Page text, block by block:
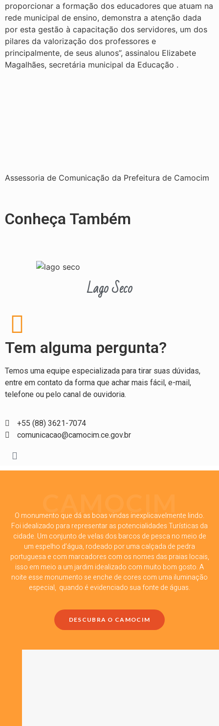
proporcionar a formação dos educadores que atuam na
rede municipal de ensino, demonstra a atenção dada
por esta gestão à capacitação dos servidores, um dos
pilares da valorização dos professores e
principalmente, de seus alunos”, assinalou Elizabete
Magalhães, secretária municipal da Educação .
Assessoria de Comunicação da Prefeitura de Camocim
Conheça Também
Lago Seco
Tem alguma pergunta?
Temos uma equipe especializada para tirar suas dúvidas,
entre em contato da forma que achar mais fácil, e-mail,
telefone ou pelo canal de ouvidoria.
+55 (88) 3621-7074
comunicacao@camocim.ce.gov.br
O monumento que dá as boas vindas inexplicavelmente lindo.
Foi idealizado para representar as potencialidades Turísticas da
cidade. Um conjunto de velas dos barcos de pesca no meio de
um espelho d’água, rodeado por uma calçada de pedra
portuguesa e com marcadores com os nomes das praias locais,
isso em meio a um jardim idealizado com muito bom gosto. A
noite esse monumento se enche de cores com uma iluminação
especial, quando é evidenciado sua fonte de águas.
DESCUBRA O CAMOCIM